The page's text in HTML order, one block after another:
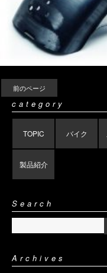
前のページ
category
TOPIC バイク
製品紹介
Search
Archives